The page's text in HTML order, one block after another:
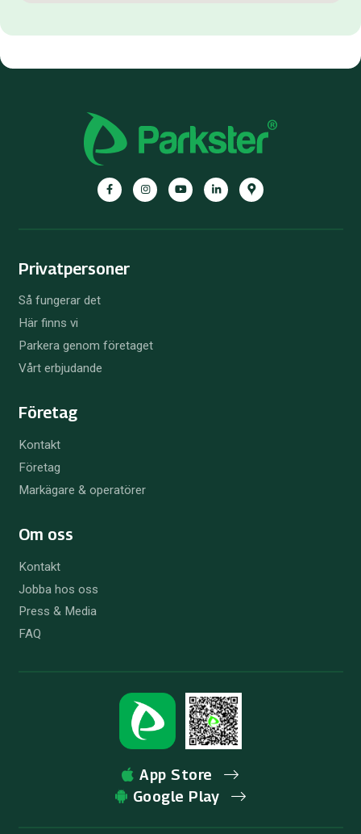
FacebookInstagramYouTubeLinkedInGoogle
Maps
Privatpersoner
Så fungerar det
Här finns vi
Parkera genom företaget
Vårt erbjudande
Företag
Kontakt
Företag
Markägare & operatörer
Om oss
Kontakt
Jobba hos oss
Press & Media
FAQ
App Store
Google Play